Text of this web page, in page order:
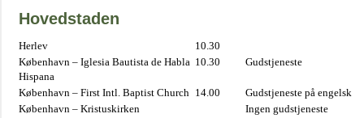
Hovedstaden
Herlev
10.30
København – Iglesia Bautista de Habla
Hispana
10.30 Gudstjeneste
København – First Intl. Baptist Church 14.00
Gudstjeneste på engelsk
København – Kristuskirken
Ingen gudstjeneste